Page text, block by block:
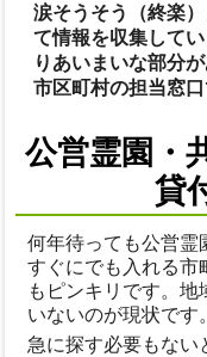
涙そうそう（終楽
て情報を収集して
りあいまいな部分
市区町村の担当窓
公営霊園・
貸
何年待っても公営霊
すぐにでも入れる市
もピンキリです。
いないのが現状です。
急に探す必要もない